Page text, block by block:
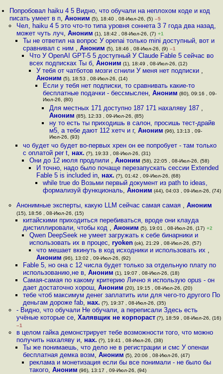
Попробовал haiku 4 5 Видно, что обучали на неплохом коде и код
писать умеет в п,Аноним (5), 18:40 , 08-Июл-26, (5) –5
Чел, haiku 4 5 это что-то типа уровня соннета 3 7 года два назад,
может чуть луч, Аноним (1), 18:42 , 08-Июл-26, (7) +1
Ты не ответил на вопрос У openai только mini доступный, вот и
сравнивал с ним , Аноним (5), 18:46 , 08-Июл-26, (9) –1
Что У OpenAI GPT-5 5 доступный У Claude Fable 5 сейчас во
всех подписках Ты б,Аноним (1), 18:49 , 08-Июл-26, (12)
У тебя от чатботов мозги сгнили У меня нет подписки ,
Аноним (5), 18:53 , 08-Июл-26, (14)
Если у тебя нет подписки, то сравнивать какие-то
бесплатные подачки - бессмыслен, Аноним (80), 09:16 , 09-
Июл-26, (80)
Для местных 171 доступно 187 171 нахаляву 187 ,
Аноним (85), 12:33 , 09-Июл-26, (85)
ну то есть ты приходишь в салон, просишь тест-драйв
м5, а тебе дают 112 хетч и г,Аноним (96), 13:13 , 09-
Июл-26, (93)
чо будет чо будет во-первых хрен он ее попробует - там только
с оплатой per t, нах. (?), 19:33 , 08-Июл-26, (31)
Они до 12 июля продлили ,Аноним (58), 22:05 , 08-Июл-26, (58)
И точно, надо было почаще перезапускать сессии Extended
Fable 5 is included in, нах. (?), 01:42 , 09-Июл-26, (68)
while true do Возьми первый документ из path to ideas,
формализуй функциональ, Аноним (44), 04:03 , 09-Июл-26, (74)
Анонимные эксперты, какую LLM сейчас самая самая , Аноним
(15), 18:56 , 08-Июл-26, (15)
китайскими приходиться перебиваться, вроде они клауда
дистиллировали, чтобы код , Аноним (5), 19:01 , 08-Июл-26, (17) +2
Qwen DeepSeek не умеет загружать к себе бинарники и
использовать их в процес,ryoken (ok), 21:29 , 08-Июл-26, (57)
что мешает вкинуть в код исходники и использовать их ,
Аноним (96), 13:02 , 09-Июл-26, (92)
Fable 5, но она с 12 числа будет только за отдельную плату по
использованию,не в, Аноним (1), 19:07 , 08-Июл-26, (18)
Самая-самая по какому критерию Лично я использую opus - он
дает достаточно хорош, Аноним (20), 19:15 , 08-Июл-26, (20)
тебе чтоб максимум денег заплатить или для чего-то другого По
деньгам дороже fab, нах. (?), 19:37 , 08-Июл-26, (35)
- Видно, что обучали Не обучали, а переписали Здесь есть
учёные которые се, Халявщик не корпораст(?), 18:59 , 08-Июл-26, (16)
–1
в целом гайка демонстрирует тебе возможности того, что можно
получить нахаляву и, нах. (?), 19:41 , 08-Июл-26, (38)
Ты же понимаешь, что дело не в регистрации и смс У опенаи
бесплатная демка возм, Аноним (5), 20:06 , 08-Июл-26, (47)
реклама и монетизация если бы все понимали - не было бы
такого,Аноним (96), 13:17 , 09-Июл-26, (94)